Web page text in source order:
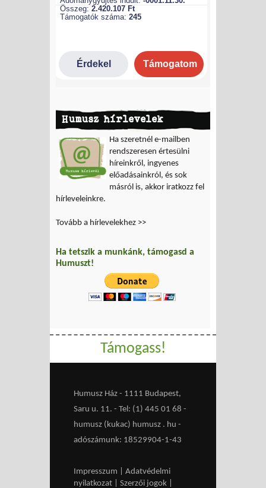
Humusz hírlevelek
Ha szeretnél e-mailben
rendszeresen értesülni
híreinkről, ingyenes
előadásainkról, és sok
másról is, akkor iratkozz fel
hírleveleinkre.
Tovább a hírlevelekhez >>
Ha tetszik a munkánk, támogasd a
Humuszt!
Támogass!
Humusz Ház - 1111 Budapest,
Saru u. 11. - Tel: (1) 445 01 68 -
humusz (kukac) humusz . hu -
adószámunk: 18529904-1-43
Impresszum
Adatvédelmi
nyilatkozat
Szerzői jogok